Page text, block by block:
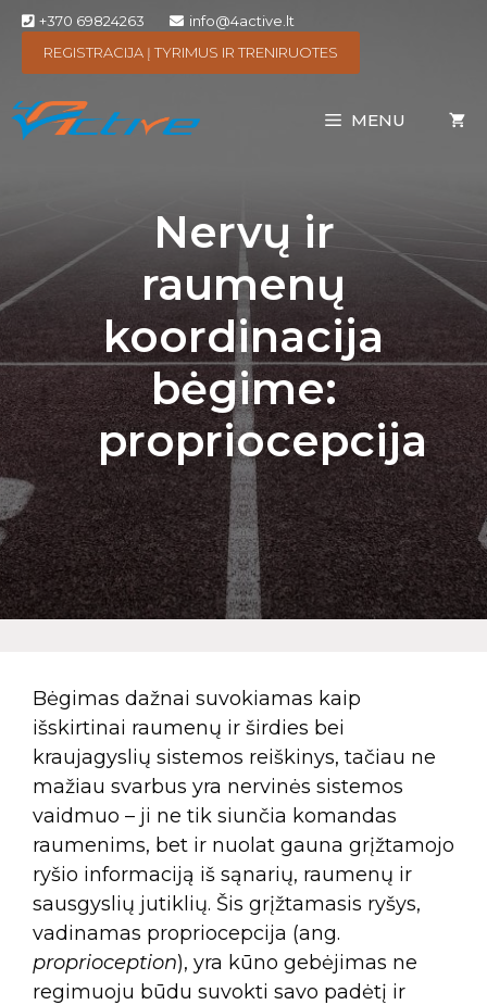
+370 69824263
info@4active.lt
REGISTRACIJA Į TYRIMUS IR TRENIRUOTES
MENU
Nervų ir
raumenų
koordinacija
bėgime:
propriocepcija
Bėgimas dažnai suvokiamas kaip
išskirtinai raumenų ir širdies bei
kraujagyslių sistemos reiškinys, tačiau ne
mažiau svarbus yra nervinės sistemos
vaidmuo – ji ne tik siunčia komandas
raumenims, bet ir nuolat gauna grįžtamojo
ryšio informaciją iš sąnarių, raumenų ir
sausgyslių jutiklių. Šis grįžtamasis ryšys,
vadinamas propriocepcija (ang.
proprioception), yra kūno gebėjimas ne
regimuoju būdu suvokti savo padėtį ir